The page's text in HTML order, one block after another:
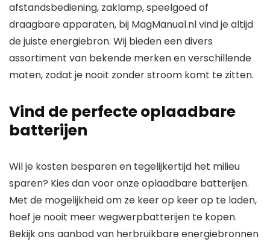
afstandsbediening, zaklamp, speelgoed of
draagbare apparaten, bij MagManual.nl vind je altijd
de juiste energiebron. Wij bieden een divers
assortiment van bekende merken en verschillende
maten, zodat je nooit zonder stroom komt te zitten.
Vind de perfecte oplaadbare
batterijen
Wil je kosten besparen en tegelijkertijd het milieu
sparen? Kies dan voor onze oplaadbare batterijen.
Met de mogelijkheid om ze keer op keer op te laden,
hoef je nooit meer wegwerpbatterijen te kopen.
Bekijk ons aanbod van herbruikbare energiebronnen